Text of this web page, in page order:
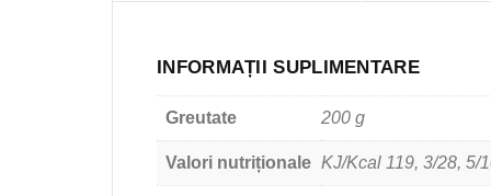
INFORMAȚII SUPLIMENTARE
Greutate 200 g
Valori nutriționale KJ/Kcal 119, 3/28, 5/